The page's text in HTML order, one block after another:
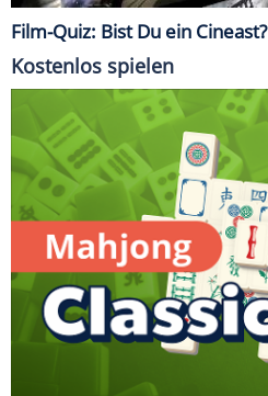
Film-Quiz: Bist Du ein Cineast?
Kostenlos spielen